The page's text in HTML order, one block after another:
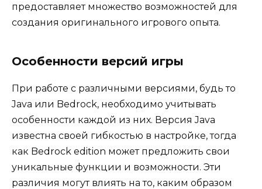
предоставляет множество возможностей для
создания оригинального игрового опыта.
Особенности версий игры
При работе с различными версиями, будь то
Java или Bedrock, необходимо учитывать
особенности каждой из них. Версия Java
известна своей гибкостью в настройке, тогда
как Bedrock edition может предложить свои
уникальные функции и возможности. Эти
различия могут влиять на то, каким образом